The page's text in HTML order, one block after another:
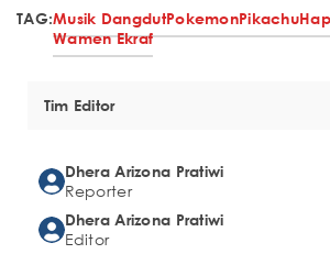
TAG:Musik DangdutPokemonPikachu
Wamen Ekraf
Tim Editor
Dhera Arizona Pratiwi
Reporter
Dhera Arizona Pratiwi
Editor